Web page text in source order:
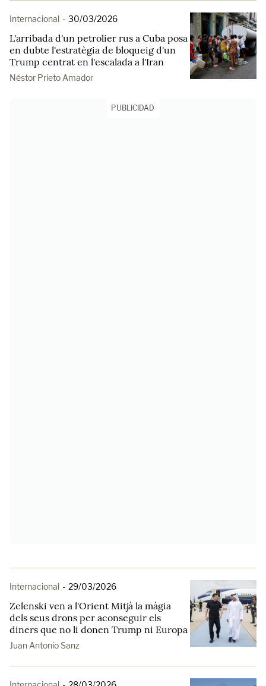
Internacional - 30/03/2026
L'arribada d'un petrolier rus a Cuba posa
en dubte l'estratègia de bloqueig d'un
Trump centrat en l'escalada a l'Iran
Néstor Prieto Amador
PUBLICIDAD
Internacional - 29/03/2026
Zelenski ven a l'Orient Mitjà la màgia
dels seus drons per aconseguir els
diners que no li donen Trump ni Europa
Juan Antonio Sanz